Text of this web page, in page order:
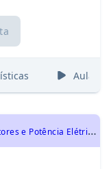
Aulas
U
FRN 2012 - Física - Resistores e Potência Elétrica, Circuitos Elétricos e Leis de Kirchhoff, Eletricidade